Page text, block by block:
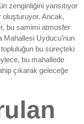
zenginliğini yansıtıyor
oluşturuyor. Ancak,
bu samimi atmosfer
Mahallesi Uyducu’nun
bu süreçteki
bu mahallede
çıkarak geleceğe